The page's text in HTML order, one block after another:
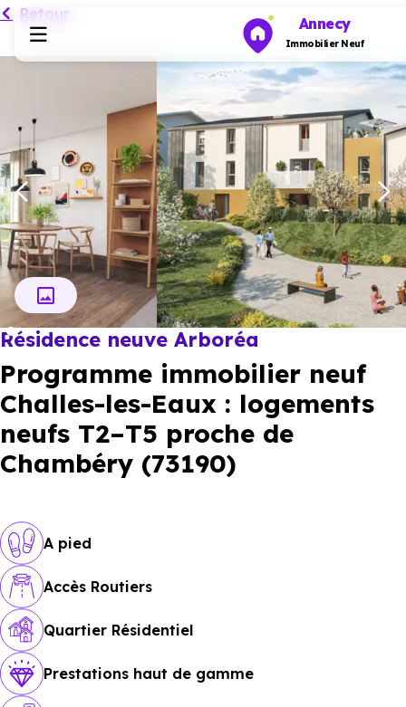
Annecy
Immobilier Neuf
Programmes neufs
Habiter
Investir
Actualités
Ressources
Financer
Retour
Résidence neuve Arboréa
Programme immobilier neuf
Challes-les-Eaux : logements
neufs T2–T5 proche de
Chambéry (73190)
A pied
Accès Routiers
Quartier Résidentiel
Prestations haut de gamme